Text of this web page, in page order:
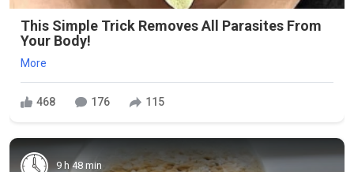
This Simple Trick Removes All Parasites From
Your Body!
More
468 176 115
9 h 48 min